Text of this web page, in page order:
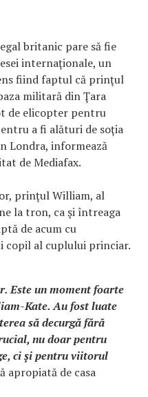
britanic pare să fie
internaţionale, un
fiind faptul că prinţul
militară din Ţara
de elicopter pentru
a fi alături de soţia
Londra, informează
de Mediafax.
prinţul William, al
la tron, ca şi întreaga
de acum cu
copil al cuplului princiar.
Este un moment foarte
Kate. Au fost luate
să decurgă fără
nu doar pentru
ci şi pentru viitorul
apropiată de casa